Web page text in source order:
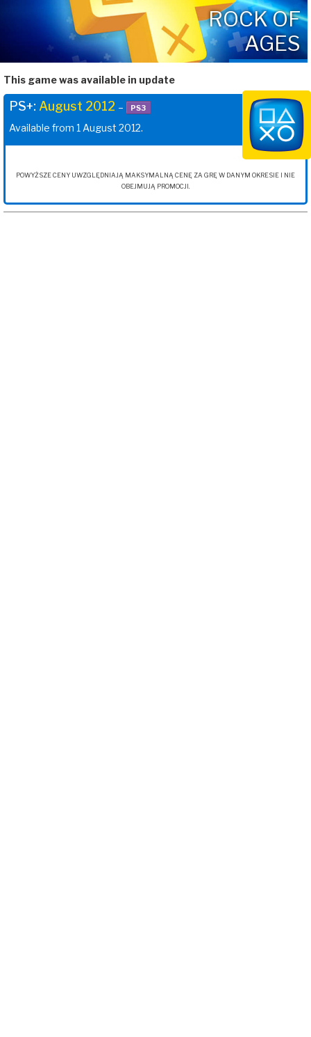
ROCK OF
AGES
This game was available in update
PS+: August 2012 – PS3
Available from 1 August 2012.
POWYŻSZE CENY UWZGLĘDNIAJĄ MAKSYMALNĄ CENĘ ZA GRĘ W DANYM OKRESIE I NIE
OBEJMUJĄ PROMOCJI.